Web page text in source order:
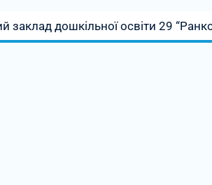
заклад дошкільної освіти 29